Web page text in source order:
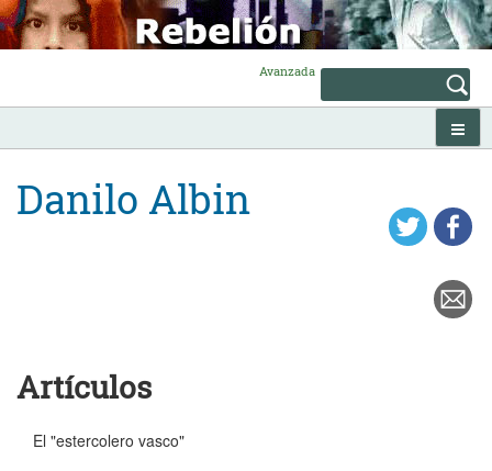
Skip
to
content
Avanzada
Danilo Albin
Artículos
El "estercolero vasco"